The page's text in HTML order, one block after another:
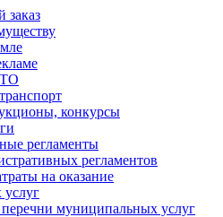
конкурсы
регламенты
регламентов
на оказание
муниципальных услуг